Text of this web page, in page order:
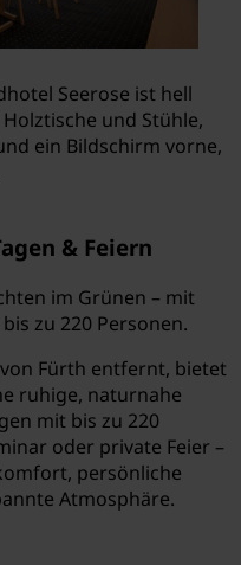
Seerose ist hell
und Stühle,
ein Bildschirm vorne,
& Feiern
im Grünen – mit
zu 220 Personen.
Fürth entfernt, bietet
ruhige, naturnahe
mit bis zu 220
oder private Feier –
persönliche
Atmosphäre.